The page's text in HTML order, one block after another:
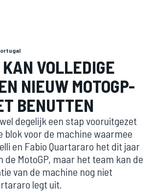
VOLLEDIGE
NIEUW MOTOGP-
BENUTTEN
degelijk een stap vooruitgezet
blok voor de machine waarmee
en Fabio Quartararo het dit jaar
de MotoGP, maar het team kan de
van de machine nog niet
legt uit.